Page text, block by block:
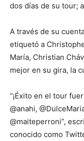
dos días de su tour;
A través de su
etiquetó a
María, Christian
mejor en su gira, la
“¡Éxito en el tour
@anahi,
@maiteperroni”,
conocido como